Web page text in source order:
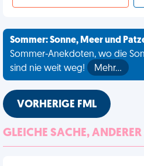
Sommer: Sonne, Meer und
Sommer-Anekdoten, wo die
sind nie weit weg!
Mehr…
VORHERIGE FML
GLEICHE SACHE,